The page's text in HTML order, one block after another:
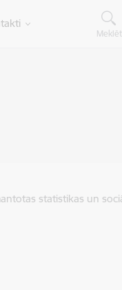
Meklēt
statistikas un